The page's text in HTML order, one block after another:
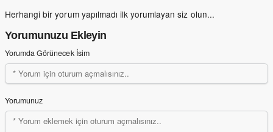
Herhangi bir yorum yapılmadı ilk yorumlayan siz olun...
Yorumunuzu Ekleyin
Yorumda Görünecek İsim
Yorumunuz